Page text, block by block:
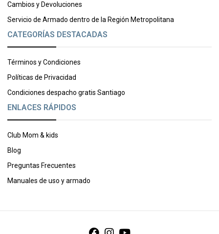
Cambios y Devoluciones
Servicio de Armado dentro de la Región Metropolitana
CATEGORÍAS DESTACADAS
Términos y Condiciones
Políticas de Privacidad
Condiciones despacho gratis Santiago
ENLACES RÁPIDOS
Club Mom & kids
Blog
Preguntas Frecuentes
Manuales de uso y armado